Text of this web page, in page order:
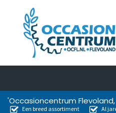
'Occasioncentrum
Een breed assortiment Al